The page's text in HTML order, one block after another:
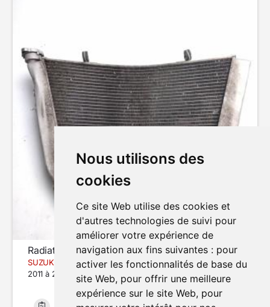
Nous utilisons des
cookies
Ce site Web utilise des cookies et
d'autres technologies de suivi pour
améliorer votre expérience de
navigation aux fins suivantes : pour
activer les fonctionnalités de base du
site Web, pour offrir une meilleure
expérience sur le site Web, pour
Radiateur de refroidissement
SUZUKI GSXR 600
2011 à 2017